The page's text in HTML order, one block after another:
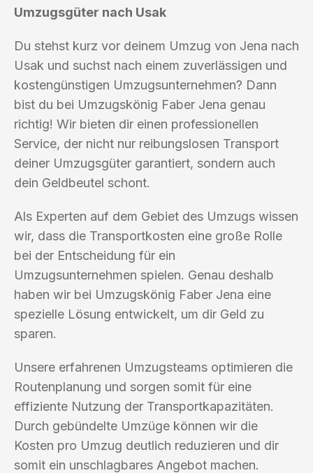
Umzugsgüter nach Usak
Du stehst kurz vor deinem Umzug von Jena nach
Usak und suchst nach einem zuverlässigen und
kostengünstigen Umzugsunternehmen? Dann
bist du bei Umzugskönig Faber Jena genau
richtig! Wir bieten dir einen professionellen
Service, der nicht nur reibungslosen Transport
deiner Umzugsgüter garantiert, sondern auch
dein Geldbeutel schont.
Als Experten auf dem Gebiet des Umzugs wissen
wir, dass die Transportkosten eine große Rolle
bei der Entscheidung für ein
Umzugsunternehmen spielen. Genau deshalb
haben wir bei Umzugskönig Faber Jena eine
spezielle Lösung entwickelt, um dir Geld zu
sparen.
Unsere erfahrenen Umzugsteams optimieren die
Routenplanung und sorgen somit für eine
effiziente Nutzung der Transportkapazitäten.
Durch gebündelte Umzüge können wir die
Kosten pro Umzug deutlich reduzieren und dir
somit ein unschlagbares Angebot machen.